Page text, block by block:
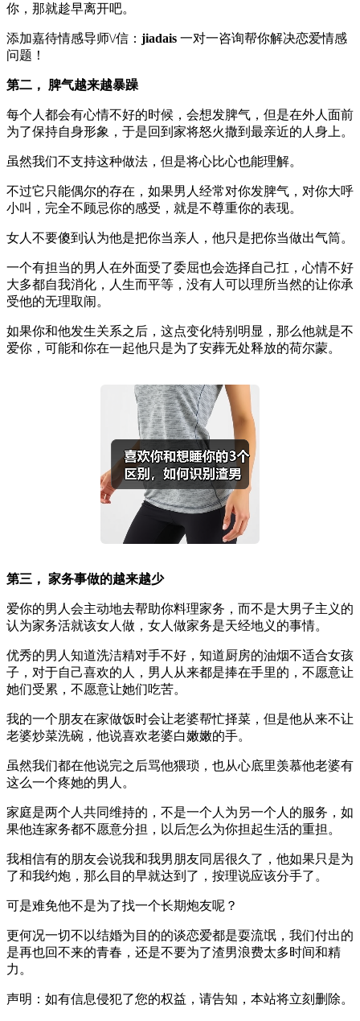
你，那就趁早离开吧。
添加嘉待情感导师\/信： jiadais 一对一咨询帮你解决恋爱情感
问题！
第二， 脾气越来越暴躁
每个人都会有心情不好的时候，会想发脾气，但是在外人面前
为了保持自身形象，于是回到家将怒火撒到最亲近的人身上。
虽然我们不支持这种做法，但是将心比心也能理解。
不过它只能偶尔的存在，如果男人经常对你发脾气，对你大呼
小叫，完全不顾忌你的感受，就是不尊重你的表现。
女人不要傻到认为他是把你当亲人，他只是把你当做出气筒。
一个有担当的男人在外面受了委屈也会选择自己扛，心情不好
大多都自我消化，人生而平等，没有人可以理所当然的让你承
受他的无理取闹。
如果你和他发生关系之后，这点变化特别明显，那么他就是不
爱你，可能和你在一起他只是为了安葬无处释放的荷尔蒙。
第三， 家务事做的越来越少
爱你的男人会主动地去帮助你料理家务，而不是大男子主义的
认为家务活就该女人做，女人做家务是天经地义的事情。
优秀的男人知道洗洁精对手不好，知道厨房的油烟不适合女孩
子，对于自己喜欢的人，男人从来都是捧在手里的，不愿意让
她们受累，不愿意让她们吃苦。
我的一个朋友在家做饭时会让老婆帮忙择菜，但是他从来不让
老婆炒菜洗碗，他说喜欢老婆白嫩嫩的手。
虽然我们都在他说完之后骂他猥琐，也从心底里羡慕他老婆有
这么一个疼她的男人。
家庭是两个人共同维持的，不是一个人为另一个人的服务，如
果他连家务都不愿意分担，以后怎么为你担起生活的重担。
我相信有的朋友会说我和我男朋友同居很久了，他如果只是为
了和我约炮，那么目的早就达到了，按理说应该分手了。
可是难免他不是为了找一个长期炮友呢？
更何况一切不以结婚为目的的谈恋爱都是耍流氓，我们付出的
是再也回不来的青春，还是不要为了渣男浪费太多时间和精
力。
声明：如有信息侵犯了您的权益，请告知，本站将立刻删除。